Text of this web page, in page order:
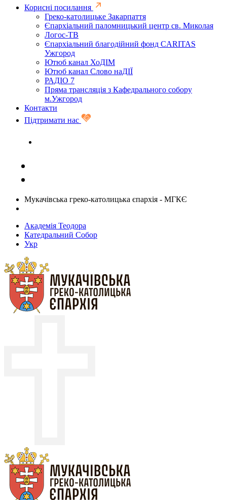
Корисні посилання
Греко-католицьке Закарпаття
Єпархіальний паломницький центр св. Миколая
Логос-ТВ
Єпархіальний благодійний фонд CARITAS
Ужгород
Ютюб канал ХоДІМ
Ютюб канал Слово наДІЇ
РАДІО 7
Пряма трансляція з Кафедрального собору
м.Ужгород
Контакти
Підтримати нас
Мукачівська греко-католицька єпархія - МГКЄ
Академія Теодора
Катедральний Собор
Укр